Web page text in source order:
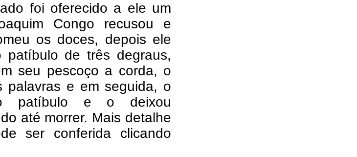
foi oferecido a ele um
Congo recusou e
os doces, depois ele
patíbulo de três degraus,
seu pescoço a corda, o
palavras e em seguida, o
patíbulo e o deixou
até morrer. Mais detalhe
ser conferida clicando